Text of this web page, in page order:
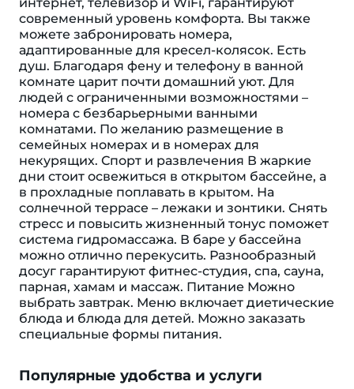
современный уровень комфорта. Вы также
можете забронировать номера,
адаптированные для кресел-колясок. Eсть
душ. Благодаря фену и телефону в ванной
комнате царит почти домашний уют. Для
людей с ограниченными возможностями –
номера с безбарьерными ванными
комнатами. По желанию размещение в
семейных номерах и в номерах для
некурящих. Спорт и развлечения В жаркие
дни стоит освежиться в открытом бассейне, а
в прохладные поплавать в крытом. На
солнечной террасе – лежаки и зонтики. Снять
стресс и повысить жизненный тонус поможет
система гидромассажа. В баре у бассейна
можно отлично перекусить. Разнообразный
досуг гарантируют фитнес-студия, спа, сауна,
парная, хамам и массаж. Питание Можно
выбрать завтрак. Меню включает диетические
блюда и блюда для детей. Можно заказать
специальные формы питания.
Популярные удобства и услуги